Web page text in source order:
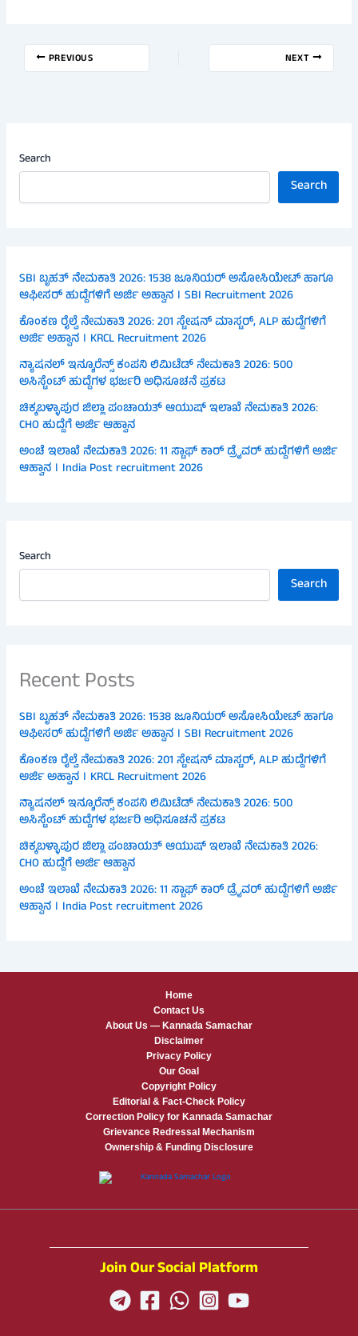
PREVIOUS NEXT
Search
Search
SBI ಬೃಹತ್ ನೇಮಕಾತಿ 2026: 1538 ಜೂನಿಯರ್ ಅಸೋಸಿಯೇಟ್ ಹಾಗೂ
ಆಫೀಸರ್ ಹುದ್ದೆಗಳಿಗೆ ಅರ್ಜಿ ಅಹ್ವಾನ । SBI Recruitment 2026
ಕೊಂಕಣ ರೈಲ್ವೆ ನೇಮಕಾತಿ 2026: 201 ಸ್ಟೇಷನ್ ಮಾಸ್ಟರ್, ALP ಹುದ್ದೆಗಳಿಗೆ
ಅರ್ಜಿ ಅಹ್ವಾನ । KRCL Recruitment 2026
ನ್ಯಾಷನಲ್ ಇನ್ಶೂರೆನ್ಸ್ ಕಂಪನಿ ಲಿಮಿಟೆಡ್ ನೇಮಕಾತಿ 2026: 500
ಅಸಿಸ್ಟೆಂಟ್ ಹುದ್ದೆಗಳ ಭರ್ಜರಿ ಅಧಿಸೂಚನೆ ಪ್ರಕಟ
ಚಿಕ್ಕಬಳ್ಳಾಪುರ ಜಿಲ್ಲಾ ಪಂಚಾಯತ್ ಆಯುಷ್ ಇಲಾಖೆ ನೇಮಕಾತಿ 2026:
CHO ಹುದ್ದೆಗೆ ಅರ್ಜಿ ಆಹ್ವಾನ
ಅಂಚೆ ಇಲಾಖೆ ನೇಮಕಾತಿ 2026: 11 ಸ್ಟಾಫ್ ಕಾರ್ ಡ್ರೈವರ್ ಹುದ್ದೆಗಳಿಗೆ ಅರ್ಜಿ
ಆಹ್ವಾನ । India Post recruitment 2026
Search
Search
Recent Posts
SBI ಬೃಹತ್ ನೇಮಕಾತಿ 2026: 1538 ಜೂನಿಯರ್ ಅಸೋಸಿಯೇಟ್ ಹಾಗೂ
ಆಫೀಸರ್ ಹುದ್ದೆಗಳಿಗೆ ಅರ್ಜಿ ಅಹ್ವಾನ । SBI Recruitment 2026
ಕೊಂಕಣ ರೈಲ್ವೆ ನೇಮಕಾತಿ 2026: 201 ಸ್ಟೇಷನ್ ಮಾಸ್ಟರ್, ALP ಹುದ್ದೆಗಳಿಗೆ
ಅರ್ಜಿ ಅಹ್ವಾನ । KRCL Recruitment 2026
ನ್ಯಾಷನಲ್ ಇನ್ಶೂರೆನ್ಸ್ ಕಂಪನಿ ಲಿಮಿಟೆಡ್ ನೇಮಕಾತಿ 2026: 500
ಅಸಿಸ್ಟೆಂಟ್ ಹುದ್ದೆಗಳ ಭರ್ಜರಿ ಅಧಿಸೂಚನೆ ಪ್ರಕಟ
ಚಿಕ್ಕಬಳ್ಳಾಪುರ ಜಿಲ್ಲಾ ಪಂಚಾಯತ್ ಆಯುಷ್ ಇಲಾಖೆ ನೇಮಕಾತಿ 2026:
CHO ಹುದ್ದೆಗೆ ಅರ್ಜಿ ಆಹ್ವಾನ
ಅಂಚೆ ಇಲಾಖೆ ನೇಮಕಾತಿ 2026: 11 ಸ್ಟಾಫ್ ಕಾರ್ ಡ್ರೈವರ್ ಹುದ್ದೆಗಳಿಗೆ ಅರ್ಜಿ
ಆಹ್ವಾನ । India Post recruitment 2026
Home
Contact Us
About Us — Kannada Samachar
Disclaimer
Privacy Policy
Our Goal
Copyright Policy
Editorial & Fact-Check Policy
Correction Policy for Kannada Samachar
Grievance Redressal Mechanism
Ownership & Funding Disclosure
Join Our Social Platform